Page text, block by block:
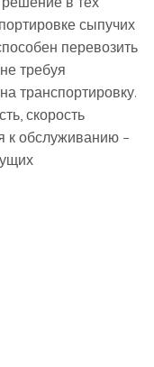
сыпучих
перевозить
требуя
транспортировку.
скорость
к обслуживанию –